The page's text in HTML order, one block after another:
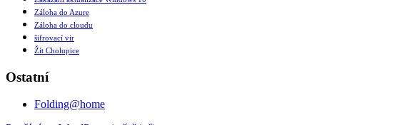
Záloha do Azure
Záloha do cloudu
šifrovací vir
Žít Cholupice
Ostatní
Folding@home